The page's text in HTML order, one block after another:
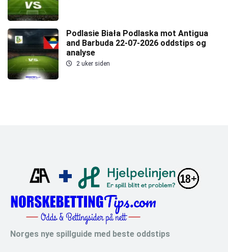
Podlasie Biała Podlaska mot Antigua
and Barbuda 22-07-2026 oddstips og
analyse
2 uker siden
Norges nye spillguide med beste oddstips